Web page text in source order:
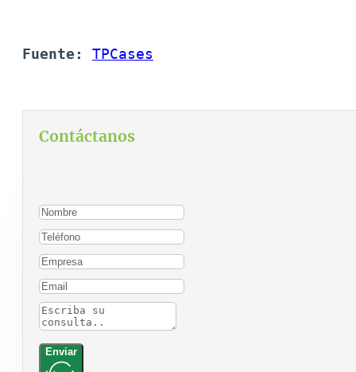
Fuente: TPCases
Contáctanos
Enviar